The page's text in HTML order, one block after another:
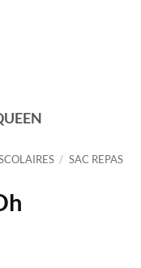
/ SAC REPAS
Le